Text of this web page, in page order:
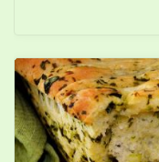
курицей
и
печеным